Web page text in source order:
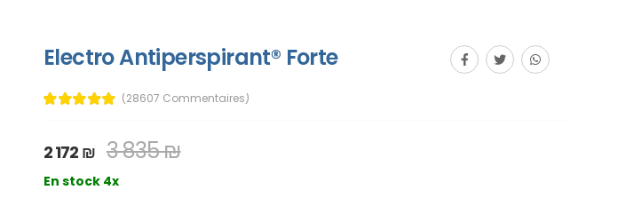
Electro Antiperspirant® Forte
(28607 Commentaires)
2 172 ₪ 3 835 ₪
En stock 4x